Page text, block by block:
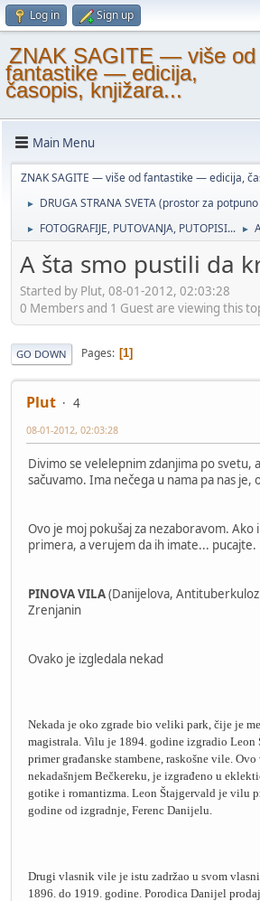
Log in Sign up
ZNAK SAGITE — više od
fantastike — edicija,
časopis, knjižara...
Main Menu
ZNAK SAGITE — više od fantastike — edicija,
► DRUGA STRANA SVETA (prostor za
► FOTOGRAFIJE, PUTOVANJA, PUTOPISI... ►
A šta smo pustili da
Started by Plut, 08-01-2012, 02:03:28
0 Members and 1 Guest are viewing this
GO DOWN Pages 1
Plut 4
08-01-2012, 02:03:28
Divimo se velelepnim zdanjima po svetu,
sačuvamo. Ima nečega u nama pa nas je,
Ovo je moj pokušaj za nezaboravom. Ako
primera, a verujem da ih imate... pucajte.
PINOVA VILA(Danijelova,
Zrenjanin
Ovako je izgledala nekad
Nekada je oko zgrade bio veliki park, čije je
magistrala. Vilu je 1894. godine izgradio Leon
primer građanske stambene, raskošne vile.
nekadašnjem Bečkereku, je izgrađeno u
gotike i romantizma. Leon Štajgervald je vilu
godine od izgradnje, Ferenc Danijelu.
Drugi vlasnik vile je istu zadržao u svom
1896. do 1919. godine. Porodica Danijel